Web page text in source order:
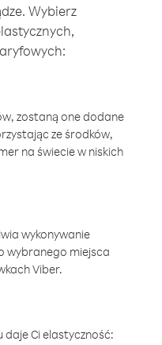
Wybierz
zostaną one dodane
ze środków,
na świecie w niskich
wykonywanie
wybranego miejsca
Viber.
Ci elastyczność: